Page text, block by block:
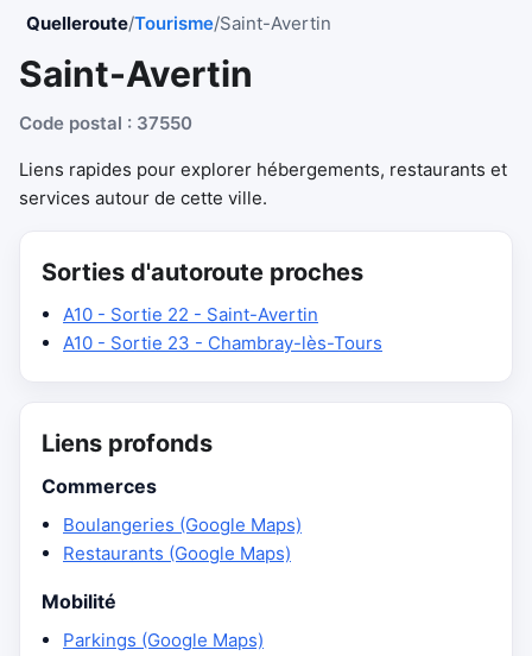
Quelleroute/Tourisme/Saint-Avertin
Saint-Avertin
Code postal : 37550
Liens rapides pour explorer hébergements, restaurants et
services autour de cette ville.
Sorties d'autoroute proches
A10 - Sortie 22 - Saint-Avertin
A10 - Sortie 23 - Chambray-lès-Tours
Liens profonds
Commerces
Boulangeries (Google Maps)
Restaurants (Google Maps)
Mobilité
Parkings (Google Maps)